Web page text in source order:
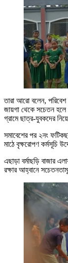
তারা আরো বলেন, পরিবেশ
জায়গা থেকে সচেতন হলে
গ্রামে ছাত্র-যুবকদের
সমাবেশের পর ২নং
মাঠে বৃক্ষরোপণ কর্মসূচি
এছাড়া বর্মাছড়ি বাজার
রক্ষার আহ্বানে